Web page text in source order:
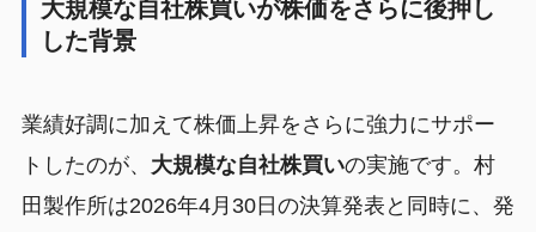
大規模な自社株買いが株価をさらに後押し
した背景
業績好調に加えて株価上昇をさらに強力にサポー
トしたのが、 大規模な自社株買いの実施です。村
田製作所は2026年4月30日の決算発表と同時に、発